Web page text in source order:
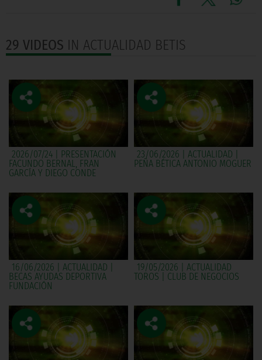
29 VIDEOS IN ACTUALIDAD BETIS
2026/07/24 | PRESENTACIÓN
FACUNDO BERNAL, FRAN
GARCÍA Y DIEGO CONDE
23/06/2026 | ACTUALIDAD |
PEÑA BÉTICA ANTONIO MOGUER
16/06/2026 | ACTUALIDAD |
BECAS AYUDAS DEPORTIVA
FUNDACIÓN
19/05/2026 | ACTUALIDAD
TOROS | CLUB DE NEGOCIOS